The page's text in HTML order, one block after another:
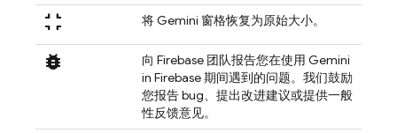
fullscreen_exit 将 Gemini 窗格恢复为原始大小。
bug_report
向 Firebase 团队报告您在使用 Gemini
in Firebase期间遇到的问题。我们鼓励
您报告 bug、提出改进建议或提供一般
性反馈意见。